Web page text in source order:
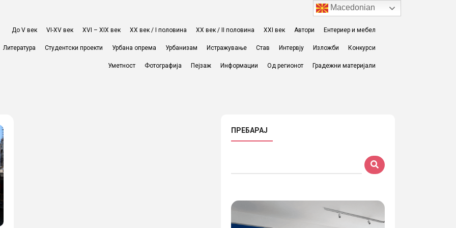
До V век VI-XV век XVI – XIX век ХХ век / I половина ХХ век / II половина XXI век Автори Ентериер и мебел
Литература Студентски проекти Урбана опрема Урбанизам Истражување Став Интервју Изложби Конкурси
Уметност Фотографија Пејзаж Информации Од регионот Градежни материјали
ПРЕБАРАЈ
Macedonian